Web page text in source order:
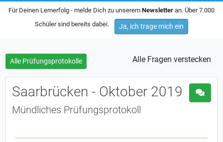
Für Deinen Lernerfolg - melde Dich zu unserem Newsletter an. Über 7.000
Schüler sind bereits dabei.
Ja, ich trage mich ein
Alle Prüfungsprotokolle Alle Fragen verstecken
Saarbrücken - Oktober 2019
Mündliches Prüfungsprotokoll